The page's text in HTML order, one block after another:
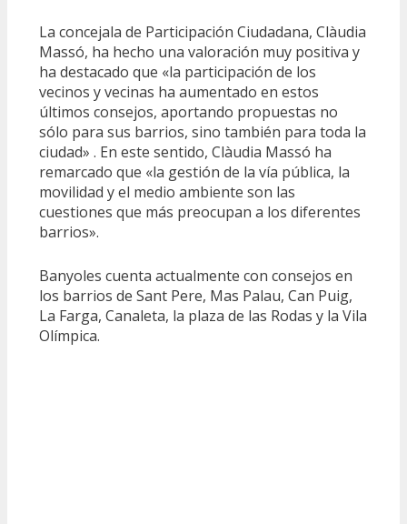
La concejala de Participación Ciudadana, Clàudia
Massó, ha hecho una valoración muy positiva y
ha destacado que «la participación de los
vecinos y vecinas ha aumentado en estos
últimos consejos, aportando propuestas no
sólo para sus barrios, sino también para toda la
ciudad» . En este sentido, Clàudia Massó ha
remarcado que «la gestión de la vía pública, la
movilidad y el medio ambiente son las
cuestiones que más preocupan a los diferentes
barrios».
Banyoles cuenta actualmente con consejos en
los barrios de Sant Pere, Mas Palau, Can Puig,
La Farga, Canaleta, la plaza de las Rodas y la Vila
Olímpica.